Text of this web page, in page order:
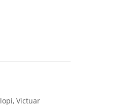
Victuar